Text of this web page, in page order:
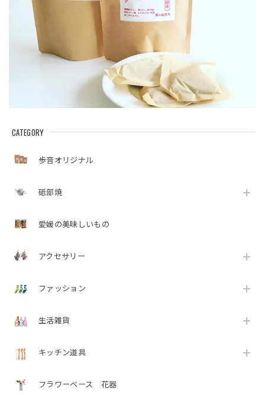
CATEGORY
歩音オリジナル
砥部焼
愛媛の美味しいもの
アクセサリー
ファッション
生活雑貨
キッチン道具
フラワーベース 花器